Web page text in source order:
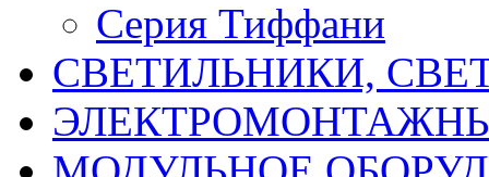
Серия Тиффани
СВЕТИЛЬНИКИ,